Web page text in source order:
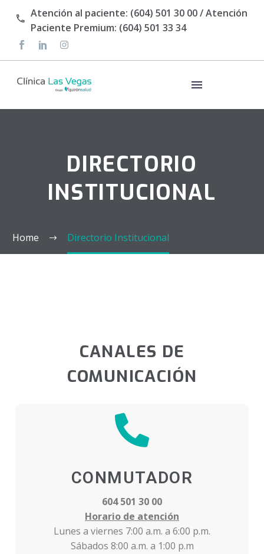
Atención al paciente: (604) 501 30 00 / Atención
Paciente Premium: (604) 501 33 34
DIRECTORIO
INSTITUCIONAL
Home Directorio Institucional
CANALES DE
COMUNICACIÓN
CONMUTADOR
604 501 30 00
Horario de atención
Lunes a viernes 7:00 a.m. a 6:00 p.m.
Sábados 8:00 a.m. a 1:00 p.m